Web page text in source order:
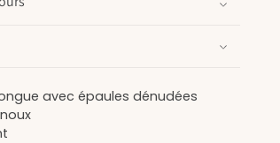
avec épaules dénudées